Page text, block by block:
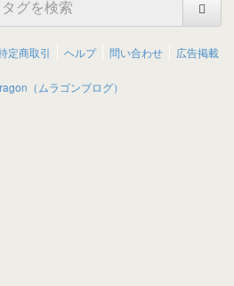
定商取引 ヘルプ 問い合わせ 広告掲載
（ムラゴンブログ）